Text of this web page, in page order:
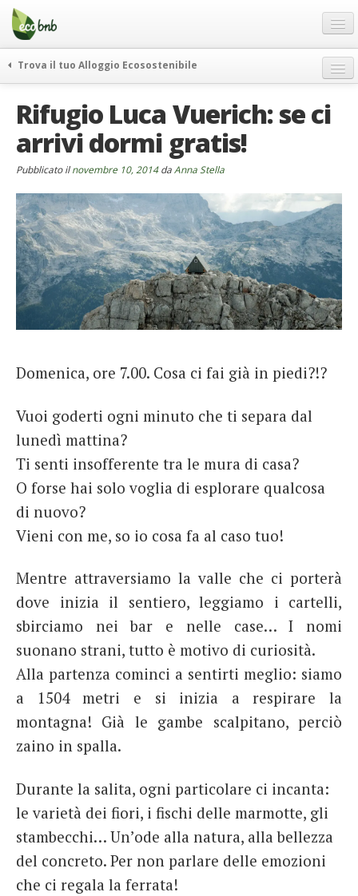
Menu
Salta
contenuto
Offerte Speciali
Regali
FAQ
Chi Siamo
Partner
Contatti
Italiano
German
French
Italiano
Trova il tuo Alloggio Ecosostenibile
itinerari
curiosità
vivere e viaggiare verde
ecohotel
rassegna stampa
Rifugio Luca Vuerich: se ci
arrivi dormi gratis!
Pubblicato ilnovembre 10, 2014da Anna Stella
Domenica, ore 7.00. Cosa ci fai già in piedi?!?
Vuoi goderti ogni minuto che ti separa dal
lunedì mattina?
Ti senti insofferente tra le mura di casa?
O forse hai solo voglia di esplorare qualcosa
di nuovo?
Vieni con me, so io cosa fa al caso tuo!
Mentre attraversiamo la valle che ci porterà
dove inizia il sentiero, leggiamo i cartelli,
sbirciamo nei bar e nelle case… I nomi
suonano strani, tutto è motivo di curiosità.
Alla partenza cominci a sentirti meglio: siamo
a 1504 metri e si inizia a respirare la
montagna! Già le gambe scalpitano, perciò
zaino in spalla.
Durante la salita, ogni particolare ci incanta:
le varietà dei fiori, i fischi delle marmotte, gli
stambecchi… Un’ode alla natura, alla bellezza
del concreto. Per non parlare delle emozioni
che ci regala la ferrata!